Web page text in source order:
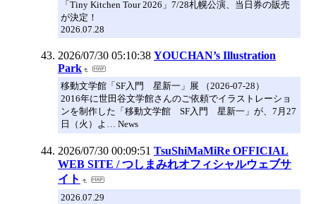
「Tiny Kitchen Tour 2026」7/28札幌公演、当日券の販売
が決定！
2026.07.28
2026/07/30 05:10:38 YOUCHAN’s Illustration
Park
移動文学館「SF入門 星新一」展 （2026-07-28）
2016年に世田谷文学館さんのご依頼でイラストレーショ
ンを制作した「移動文学館 SF入門 星新一」が、7月27
日（火）よ… News
2026/07/30 00:09:51 TsuShiMaMiRe OFFICIAL
WEB SITE / つしまみれオフィシャルウェブサ
イト
2026.07.29